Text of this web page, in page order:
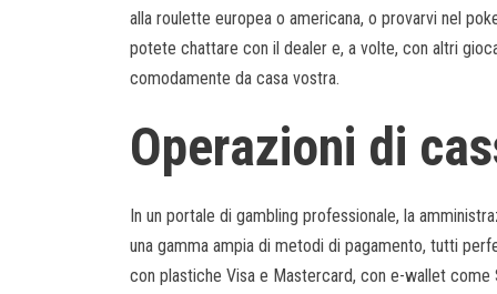
alla roulette europea o americana, o provarvi nel
potete chattare con il dealer e, a volte, con altri
comodamente da casa vostra.
Operazioni di
In un portale di gambling professionale, la
una gamma ampia di metodi di pagamento, tutti
con plastiche Visa e Mastercard, con e-wallet